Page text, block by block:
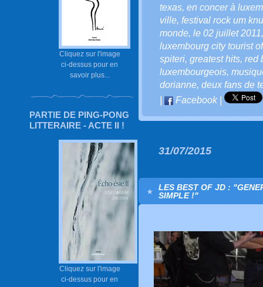
Cliquez sur l'image
ci-dessus pour en
savoir plus...
PARTIE DE PING-PONG
LITTERAIRE - ACTE II !
Cliquez sur l'image
ci-dessus pour en
texas, en concer à
ville, festival rock um
monde, le 02 juillet 2011
luxembourg city tourist
spiteri, greatest hits, red
luxembourgeois,
dorianne, deux fans de
Facebook|
31/07/2015
LES BEST OF JD :
SIMPLE !"